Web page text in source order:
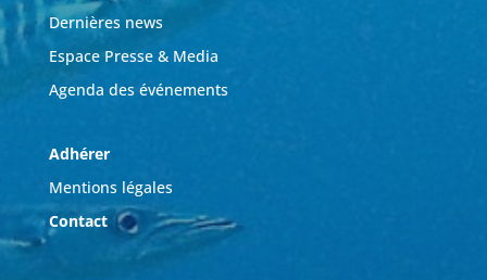
Dernières news
Espace Presse & Media
Agenda des événements
Adhérer
Mentions légales
Contact